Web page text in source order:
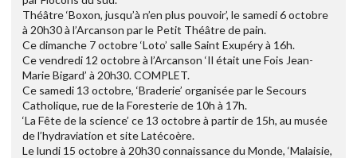
Théâtre ‘Boxon, jusqu’à n’en plus pouvoir’, le samedi 6 octobre
à 20h30 à l’Arcanson par le Petit Théâtre de pain.
Ce dimanche 7 octobre ‘Loto’ salle Saint Exupéry à 16h.
Ce vendredi 12 octobre à l’Arcanson ‘Il était une Fois Jean-
Marie Bigard’ à 20h30. COMPLET.
Ce samedi 13 octobre, ‘Braderie’ organisée par le Secours
Catholique, rue de la Foresterie de 10h à 17h.
‘La Fête de la science’ ce 13 octobre à partir de 15h, au musée
de l’hydraviation et site Latécoère.
Le lundi 15 octobre à 20h30 connaissance du Monde, ‘Malaisie,